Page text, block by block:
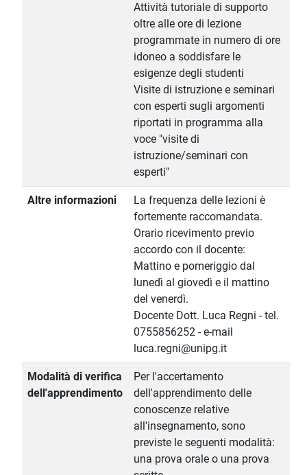
Attività tutoriale di supporto
oltre alle ore di lezione
programmate in numero di ore
idoneo a soddisfare le
esigenze degli studenti
Visite di istruzione e seminari
con esperti sugli argomenti
riportati in programma alla
voce "visite di
istruzione/seminari con
esperti"
Altre informazioni
La frequenza delle lezioni è
fortemente raccomandata.
Orario ricevimento previo
accordo con il docente:
Mattino e pomeriggio dal
lunedì al giovedì e il mattino
del venerdì.
Docente Dott. Luca Regni - tel.
0755856252 - e-mail
luca.regni@unipg.it
Modalità di verifica
dell'apprendimento
Per l'accertamento
dell'apprendimento delle
conoscenze relative
all'insegnamento, sono
previste le seguenti modalità:
una prova orale o una prova